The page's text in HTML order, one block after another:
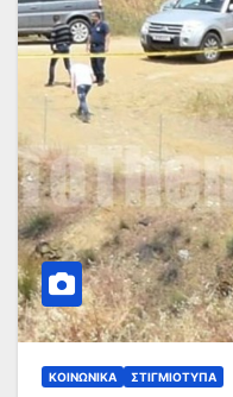
ΚΟΙΝΩΝΙΚΆ ΣΤΙΓΜΙΌΤΥΠΑ